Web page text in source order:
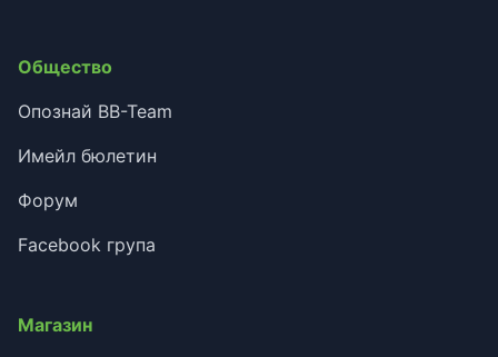
Общество
Опознай BB-Team
Имейл бюлетин
Форум
Facebook група
Магазин